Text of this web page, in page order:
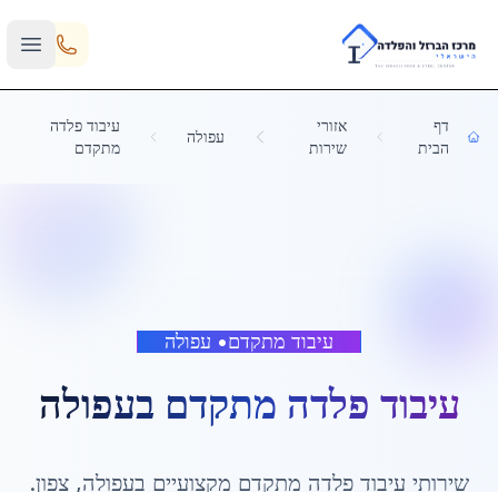
Skip to main content
דף
הבית
אזורי
שירות
עפולה
עיבוד פלדה
מתקדם
עיבוד מתקדם• עפולה
עיבוד פלדה מתקדם בעפולה
שירותי עיבוד פלדה מתקדם מקצועיים בעפולה, צפון.